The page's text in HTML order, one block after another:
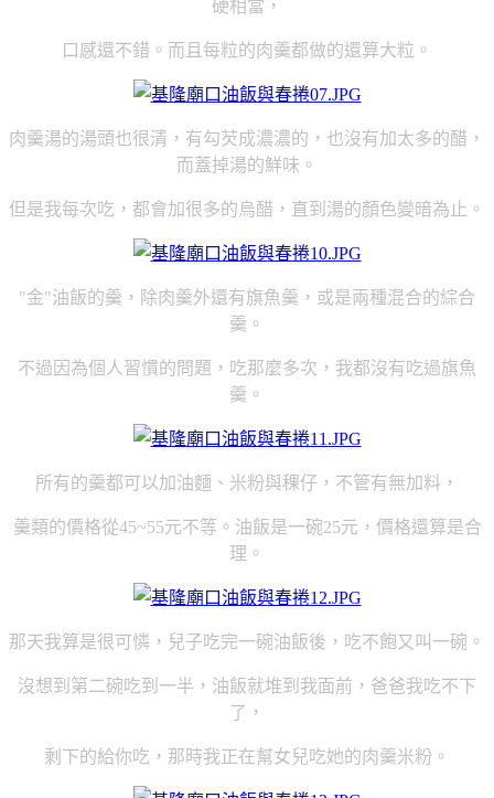
硬相當，
口感還不錯。而且每粒的肉羹都做的還算大粒。
肉羹湯的湯頭也很清，有勾芡成濃濃的，也沒有加太多的醋，
而蓋掉湯的鮮味。
但是我每次吃，都會加很多的烏醋，直到湯的顏色變暗為止。
"金"油飯的羹，除肉羹外還有旗魚羹，或是兩種混合的綜合
羹。
不過因為個人習慣的問題，吃那麼多次，我都沒有吃過旗魚
羹。
所有的羹都可以加油麵、米粉與稞仔，不管有無加料，
羹類的價格從45~55元不等。油飯是一碗25元，價格還算是合
理。
那天我算是很可憐，兒子吃完一碗油飯後，吃不飽又叫一碗。
沒想到第二碗吃到一半，油飯就堆到我面前，爸爸我吃不下
了，
剩下的給你吃，那時我正在幫女兒吃她的肉羹米粉。